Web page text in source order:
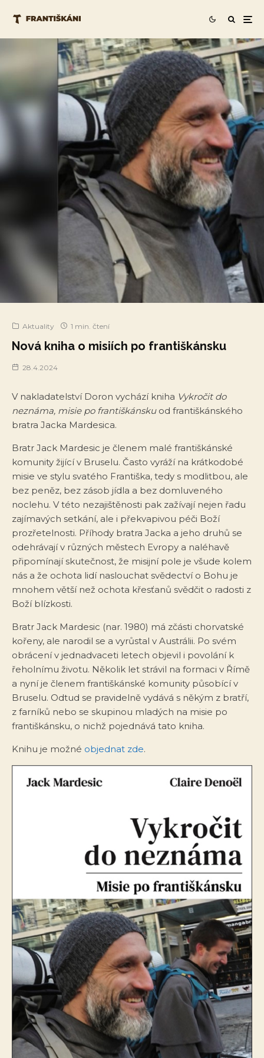
Aktuality 1 min. čtení
Nová kniha o misiích po františkánsku
28.4.2024
V nakladatelství Doron vychází kniha Vykročit do
neznáma, misie po františkánsku od františkánského
bratra Jacka Mardesica.
Bratr Jack Mardesic je členem malé františkánské
komunity žijící v Bruselu. Často vyráží na krátkodobé
misie ve stylu svatého Františka, tedy s modlitbou, ale
bez peněz, bez zásob jídla a bez domluveného
noclehu. V této nezajištěnosti pak zažívají nejen řadu
zajímavých setkání, ale i překvapivou péči Boží
prozřetelnosti. Příhody bratra Jacka a jeho druhů se
odehrávají v různých městech Evropy a naléhavě
připomínají skutečnost, že misijní pole je všude kolem
nás a že ochota lidí naslouchat svědectví o Bohu je
mnohem větší než ochota křesťanů svědčit o radosti z
Boží blízkosti.
Bratr Jack Mardesic (nar. 1980) má zčásti chorvatské
kořeny, ale narodil se a vyrůstal v Austrálii. Po svém
obrácení v jednadvaceti letech objevil i povolání k
řeholnímu životu. Několik let strávil na formaci v Římě
a nyní je členem františkánské komunity působící v
Bruselu. Odtud se pravidelně vydává s někým z bratří,
z farníků nebo se skupinou mladých na misie po
františkánsku, o nichž pojednává tato kniha.
Knihu je možné objednat zde.